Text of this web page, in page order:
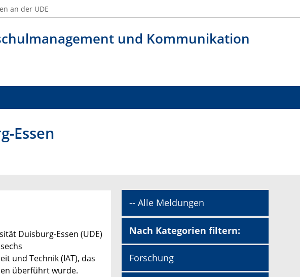
und Kommunikation
an der UDE
Essen
Duisburg-Essen (UDE)
und Technik (IAT), das
überführt wurde.
-- Alle Meldungen
Nach Kategorien filtern:
Forschung